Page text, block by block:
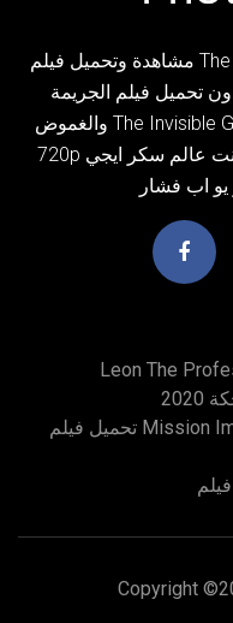
مشاهدة وتحميل فيلم The Invisible Guest 2016 مترجم كامل
تحميل فيلم الجريمة
والغموض The Invisible Guest 2016 بجودة عالية HD BluRay
720p مترجم عربي، مشاهدة من عناكب نت عالم سكر ايجي
اب فشار
تحميل فيلم Mission Impossible Ghost Protocol 2011
Copyright ©